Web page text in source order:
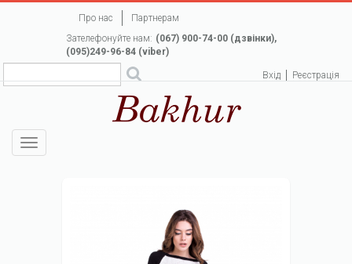
Про нас
Партнерам
Зателефонуйте нам: (067) 900-74-00 (дзвінки),
(095)249-96-84 (viber)
Вхід Реєстрація
Toggle
navigation